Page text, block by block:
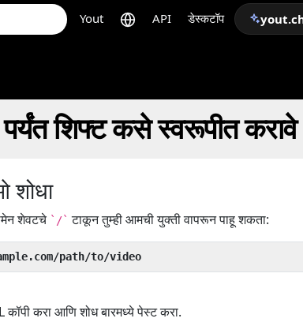
Yout API डेस्कटॉप
शिफ्ट कसे स्वरूपीत करावे
शोधा
शेवटचे `/` टाकून तुम्ही आमची युक्ती वापरून पाहू शकता:
path/to/video
करा आणि शोध बारमध्ये पेस्ट करा.